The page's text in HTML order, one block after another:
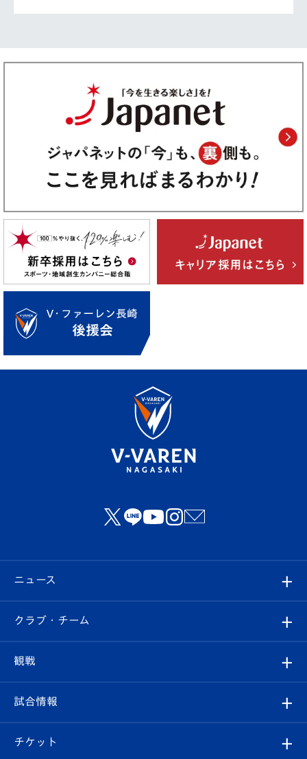
ニュース
すべて
クラブ
試合情報
クラブ・チーム
クラブ概要
観戦
観戦ルール
試合情報
試合日程/結果
チケット